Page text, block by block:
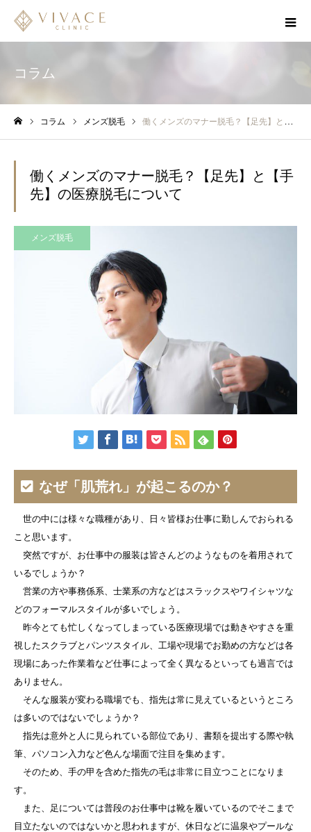
コラム
コラム メンズ脱毛 働くメンズのマナー脱毛？【足先】と【手先】の医療脱毛について
働くメンズのマナー脱毛？【足先】と【手
先】の医療脱毛について
メンズ脱毛
なぜ「肌荒れ」が起こるのか？
世の中には様々な職種があり、日々皆様お仕事に勤しんでおられる
こと思います。
突然ですが、お仕事中の服装は皆さんどのようなものを着用されて
いるでしょうか？
営業の方や事務係系、士業系の方などはスラックスやワイシャツな
どのフォーマルスタイルが多いでしょう。
昨今とても忙しくなってしまっている医療現場では動きやすさを重
視したスクラブとパンツスタイル、工場や現場でお勤めの方などは各
現場にあった作業着など仕事によって全く異なるといっても過言では
ありません。
そんな服装が変わる職場でも、指先は常に見えているというところ
は多いのではないでしょうか？
指先は意外と人に見られている部位であり、書類を提出する際や執
筆、パソコン入力など色んな場面で注目を集めます。
そのため、手の甲を含めた指先の毛は非常に目立つことになりま
す。
また、足については普段のお仕事中は靴を履いているのでそこまで
目立たないのではないかと思われますが、休日などに温泉やプールな